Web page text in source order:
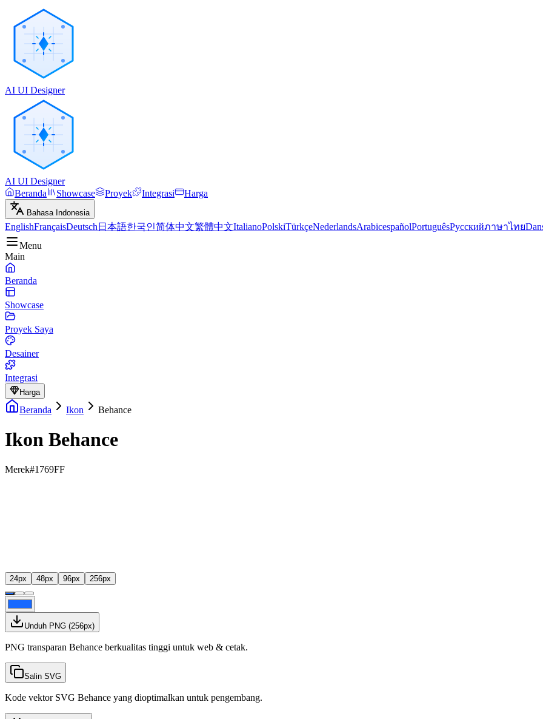
AI UI Designer
AI UI Designer
Beranda
Showcase Proyek Integrasi Harga
Bahasa Indonesia
EnglishFrançaisDeutsch 日本語한국인简体中文繁體中文ItalianoPolskiTürkçeNederlandsArabicespañolPortuguêsРусскийภาษาไทย
Menu
Main
Beranda
Showcase
Proyek Saya
Desainer
Integrasi
Harga
Beranda Ikon Behance
Ikon Behance
Merek#1769FF
24px 48px 96px 256px
Unduh PNG (256px)
PNG transparan Behance berkualitas tinggi untuk web & cetak.
Salin SVG
Kode vektor SVG Behance yang dioptimalkan untuk pengembang.